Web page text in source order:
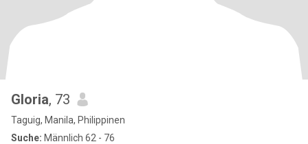
Gloria, 73
Taguig, Manila, Philippinen
Suche: Männlich 62 - 76